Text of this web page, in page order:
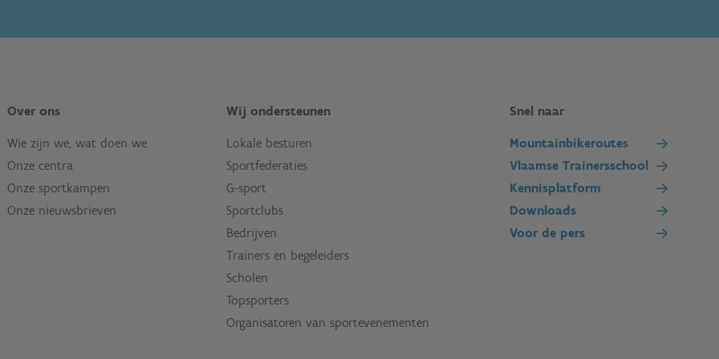
Over ons
Wie zijn we, wat doen we
Onze centra
Onze sportkampen
Onze nieuwsbrieven
Wij ondersteunen
Lokale besturen
Sportfederaties
G-sport
Sportclubs
Bedrijven
Trainers en begeleiders
Scholen
Topsporters
Organisatoren van sportevenementen
Snel naar
Mountainbikeroutes
Vlaamse Trainersschool
Kennisplatform
Downloads
Voor de pers